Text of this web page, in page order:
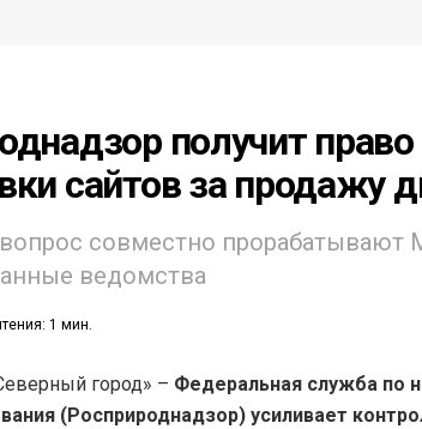
получит
сайтов за продажу
вопрос совместно прорабатывают
ведомства
1 мин.
город» – Федеральная служба по
(Росприроднадзор) усиливает